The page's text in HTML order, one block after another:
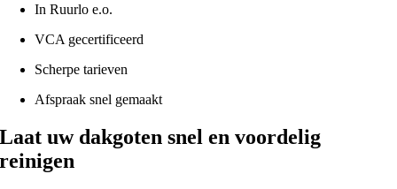
In Ruurlo e.o.
VCA gecertificeerd
Scherpe tarieven
Afspraak snel gemaakt
Laat uw dakgoten snel en voordelig
reinigen